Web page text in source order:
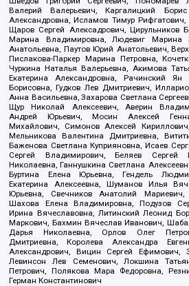
Валерий Валерьевич, Каргалицкий
Александровна, Исламов Тимур
Щаров Сергей Алексадрович, Цирульников
Марина Владимировна, Людевиг Марина
Анатольевна, Паутов Юрий Анатольевич,
Пислакова-Паркер Марина Петровна,
Чуркина Наталья Валерьевна, Акимова
Екатерина Александровна, Рачинский
Борисовна, Гудков Лев Дмитриевич,
Анна Васильевна, Захарова Светлана
Щур Николай Алексеевич, Аверин
Андрей Юрьевич, Мосин Алексей
Михайлович, Симонов Алексей
Мельникова Валентина Дмитриевна,
Баженова Светлана Куприяновна, Исаев
Сергей Владимирович, Беляев Сергей
Николаевна, Ганнушкина Светлана
Буртина Елена Юрьевна, Гендель
Екатерина Алексеевна, Шуманов Илья
Юрьевна, Свечников Анатолий
Шахова Елена Владимировна, Подузов
Ирина Вячеславовна, Литинский Леонид
Маркович, Бахмин Вячеслав Иванович,
Дарья Николаевна, Орлов Олег
Дмитриевна, Королева Александра
Александрович, Вицин Сергей Ефимович,
Левинсон Лев Семенович, Локшина
Петрович, Полякова Мара Федоровна,
Герман Константинович